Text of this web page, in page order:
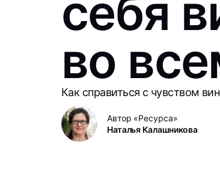
себя
во
Как справиться с чувством
Автор «Ресурса»
Наталья Калашникова